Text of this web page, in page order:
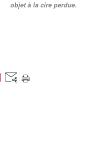
objet à la cire perdue.